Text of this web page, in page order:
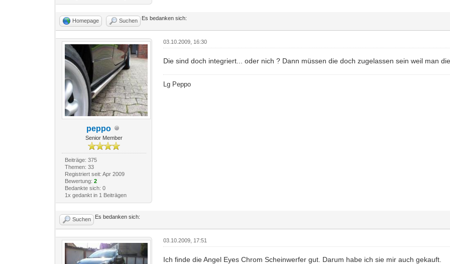
Homepage Suchen Es bedanken sich:
peppo
Senior Member
Beiträge: 375
Themen: 33
Registriert seit: Apr 2009
Bewertung: 2
Bedankte sich: 0
1x gedankt in 1 Beiträgen
03.10.2009, 16:30
Die sind doch integriert... oder nich ? Dann müssen die doch zugelassen sein weil man
Lg Peppo
Suchen Es bedanken sich:
03.10.2009, 17:51
Ich finde die Angel Eyes Chrom Scheinwerfer gut. Darum habe ich sie mir auch gekauft.